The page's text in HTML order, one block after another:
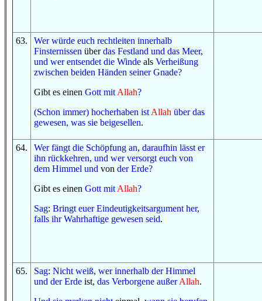
63. Wer würde euch rechtleiten innerhalb
Finsternissen überdas Festland und das Meer,
und wer entsendet die Winde als Verheißung
zwischen beiden Händen seiner Gnade?
Gibt es einen Gott mit Allah?
(Schon immer) hocherhaben ist Allah über das
gewesen, was sie beigesellen.
64. Werfängt die Schöpfung an, daraufhin lässt er
ihn rückkehren, und wer versorgt euch von
dem Himmel und von der Erde?
Gibt es einen Gott mit Allah?
Sag: Bringt euer Eindeutigkeitsargument her,
falls ihr Wahrhaftige gewesen seid.
65. Sag: Nicht weiß, werinnerhalb der Himmel
und der Erde ist, das Verborgene außer Allah.